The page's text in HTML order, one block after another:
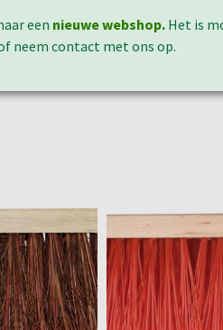
een nieuwe webshop.Het is
neem contact met ons op.